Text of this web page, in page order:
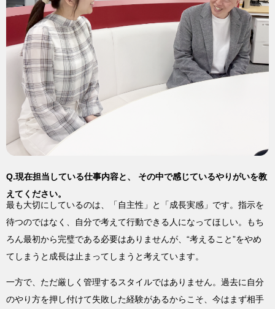
Q.現在担当している仕事内容と、 その中で感じているやりがいを教
えてください。
最も大切にしているのは、「自主性」と「成長実感」です。指示を
待つのではなく、自分で考えて行動できる人になってほしい。もち
ろん最初から完璧である必要はありませんが、“考えること”をやめ
てしまうと成長は止まってしまうと考えています。
一方で、ただ厳しく管理するスタイルではありません。過去に自分
のやり方を押し付けて失敗した経験があるからこそ、今はまず相手